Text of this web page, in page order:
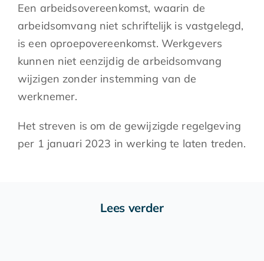
Een arbeidsovereenkomst, waarin de
arbeidsomvang niet schriftelijk is vastgelegd,
is een oproepovereenkomst. Werkgevers
kunnen niet eenzijdig de arbeidsomvang
wijzigen zonder instemming van de
werknemer.
Het streven is om de gewijzigde regelgeving
per 1 januari 2023 in werking te laten treden.
Lees verder